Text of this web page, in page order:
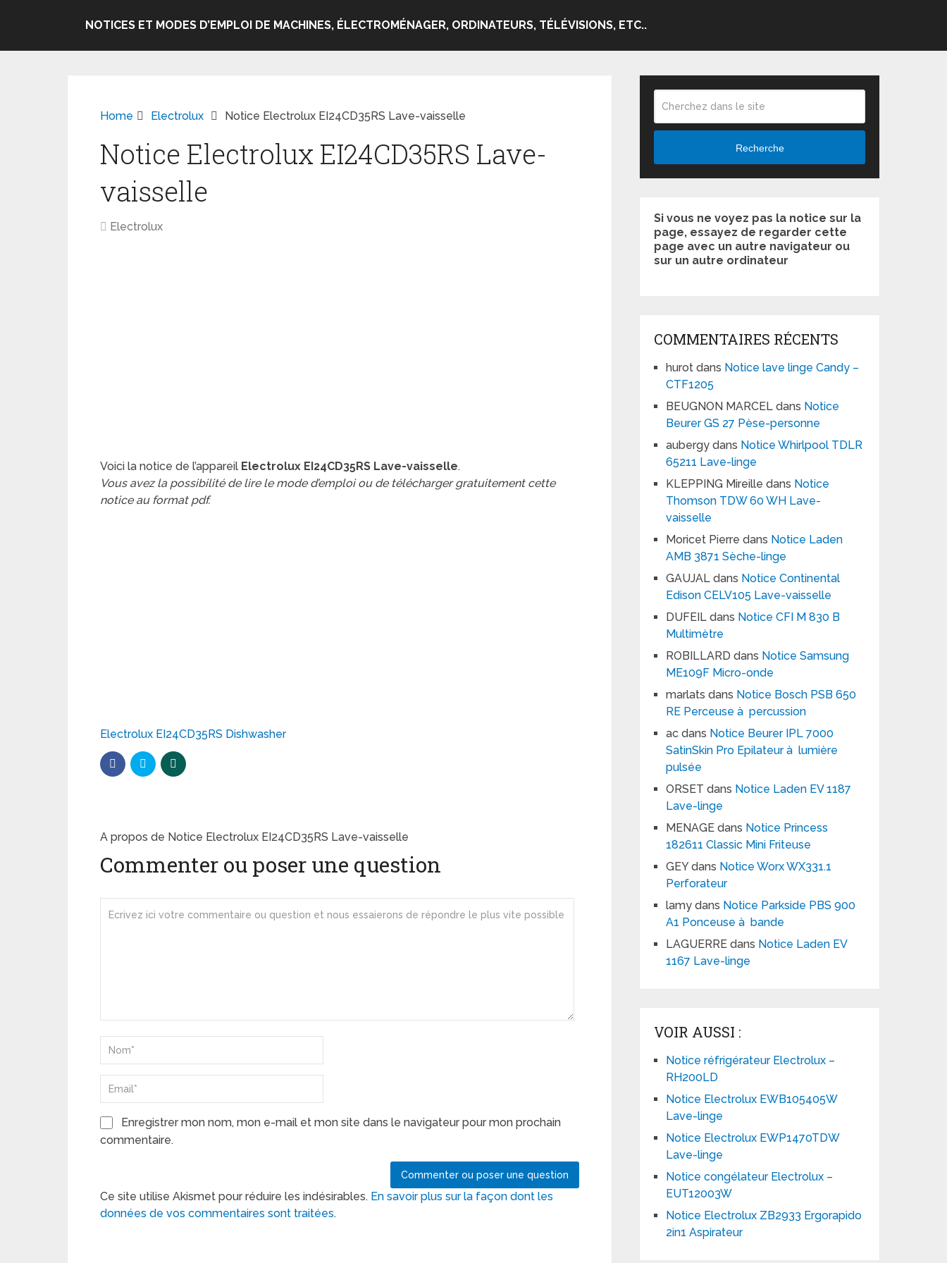
NOTICES ET MODES D’EMPLOI DE MACHINES, ÉLECTROMÉNAGER, ORDINATEURS, TÉLÉVISIONS, ETC..
Home Electrolux Notice Electrolux EI24CD35RS Lave-vaisselle
Notice Electrolux EI24CD35RS Lave-
vaisselle
Electrolux
Voici la notice de l’appareil Electrolux EI24CD35RS Lave-vaisselle.
Vous avez la possibilité de lire le mode d’emploi ou de télécharger gratuitement cette
notice au format pdf.
Electrolux EI24CD35RS Dishwasher
A propos de Notice Electrolux EI24CD35RS Lave-vaisselle
Commenter ou poser une question
Enregistrer mon nom, mon e-mail et mon site dans le navigateur pour mon prochain
commentaire.
Ce site utilise Akismet pour réduire les indésirables. En savoir plus sur la façon dont les
données de vos commentaires sont traitées.
Recherche
Si vous ne voyez pas la notice sur la
page, essayez de regarder cette
page avec un autre navigateur ou
sur un autre ordinateur
COMMENTAIRES RÉCENTS
hurot dans Notice lave linge Candy –
CTF1205
BEUGNON MARCEL dans Notice
Beurer GS 27 Pèse-personne
aubergy dans Notice Whirlpool TDLR
65211 Lave-linge
KLEPPING Mireille dans Notice
Thomson TDW 60 WH Lave-
vaisselle
Moricet Pierre dans Notice Laden
AMB 3871 Sèche-linge
GAUJAL dans Notice Continental
Edison CELV105 Lave-vaisselle
DUFEIL dans Notice CFI M 830 B
Multimètre
ROBILLARD dans Notice Samsung
ME109F Micro-onde
marlats dans Notice Bosch PSB 650
RE Perceuse à percussion
ac dans Notice Beurer IPL 7000
SatinSkin Pro Epilateur à lumière
pulsée
ORSET dans Notice Laden EV 1187
Lave-linge
MENAGE dans Notice Princess
182611 Classic Mini Friteuse
GEYdans Notice Worx WX331.1
Perforateur
lamy dans Notice Parkside PBS 900
A1 Ponceuse à bande
LAGUERRE dans Notice Laden EV
1167 Lave-linge
VOIR AUSSI :
Notice réfrigérateur Electrolux –
RH200LD
Notice Electrolux EWB105405W
Lave-linge
Notice Electrolux EWP1470TDW
Lave-linge
Notice congélateur Electrolux –
EUT12003W
Notice Electrolux ZB2933 Ergorapido
2in1 Aspirateur